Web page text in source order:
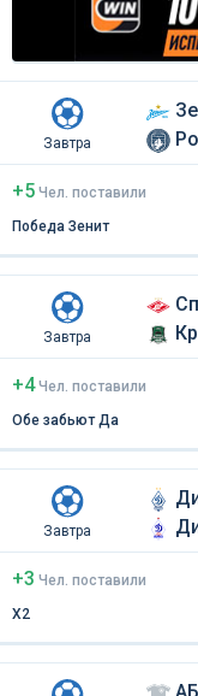
Завтра
+5 Чел поставили
Победа Зенит
Завтра
+4 Чел поставили
Обе забьют Да
Завтра
+3 Чел поставили
Х2